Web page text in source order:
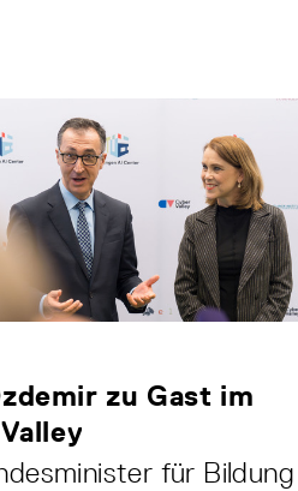
zu Gast im
für Bildung